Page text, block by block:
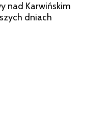
nad Karwińskim
dniach